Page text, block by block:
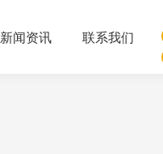
新闻资讯 联系我们